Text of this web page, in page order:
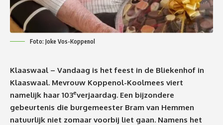
Foto: Joke Vos-Koppenol
Klaaswaal – Vandaag is het feest in de Bliekenhof in
Klaaswaal. Mevrouw Koppenol-Koolmees viert
namelijk haar 103everjaardag. Een bijzondere
gebeurtenis die burgemeester Bram van Hemmen
natuurlijk niet zomaar voorbij liet gaan. Namens het